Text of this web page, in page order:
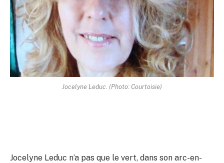
Jocelyne Leduc. (Photo: Courtoisie)
Jocelyne Leduc n’a pas que le vert, dans son arc-en-